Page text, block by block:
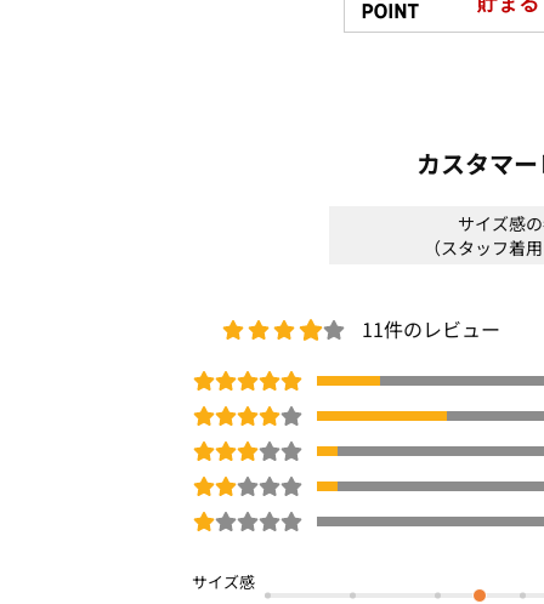
＊＊＊＊＊＊＊＊＊＊＊＊＊＊＊＊＊＊
素材感：シャリっとサラサラな素材感
着心地：風通りがよくサラッとした着心
＊＊＊＊＊＊＊＊＊＊＊＊＊＊＊＊＊＊
※商品画像は、光の当たり具合やパソ
より、実際の色味と異なって見える場合
予めご了承ください。
カスタマ
サイズ感
（スタッフ着
11件のレビュー